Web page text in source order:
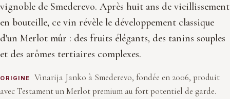
vignoble de Smederevo. Après huit ans de vieillissement
en bouteille, ce vin révèle le développement classique
d'un Merlot mûr : des fruits élégants, des tanins souples
et des arômes tertiaires complexes.
ORIGINE
Vinarija Janko à Smederevo, fondée en 2006, produit
avec Testament un Merlot premium au fort potentiel de garde.